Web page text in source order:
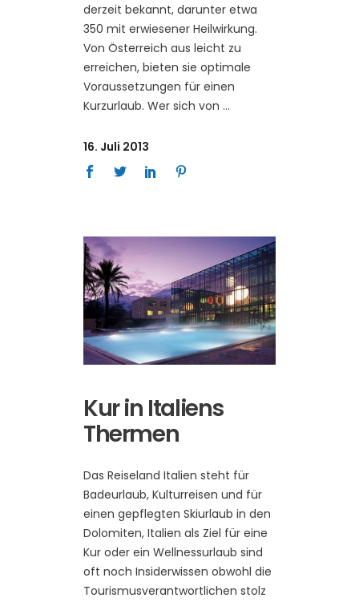
derzeit bekannt, darunter etwa
350 mit erwiesener Heilwirkung.
Von Österreich aus leicht zu
erreichen, bieten sie optimale
Voraussetzungen für einen
Kurzurlaub. Wer sich von
16. Juli 2013
Kur in Italiens
Thermen
Das Reiseland Italien steht für
Badeurlaub, Kulturreisen und für
einen gepflegten Skiurlaub in den
Dolomiten, Italien als Ziel für eine
Kur oder ein Wellnessurlaub sind
oft noch Insiderwissen obwohl die
Tourismusverantwortlichen stolz